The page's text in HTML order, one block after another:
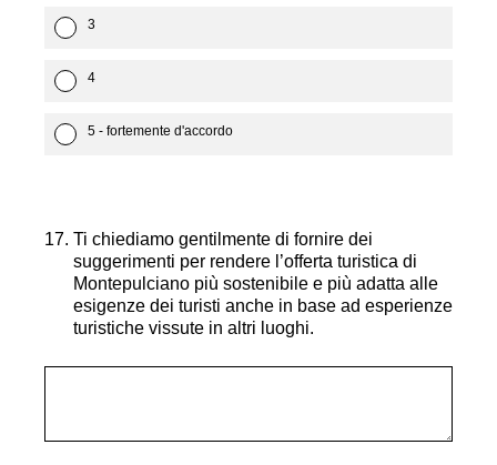
3
4
5 - fortemente d'accordo
17. Ti chiediamo gentilmente di fornire dei
suggerimenti per rendere l’offerta turistica di
Montepulciano più sostenibile e più adatta alle
esigenze dei turisti anche in base ad esperienze
turistiche vissute in altri luoghi.